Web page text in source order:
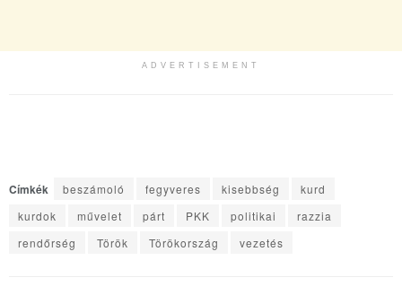
ADVERTISEMENT
Címkék beszámoló fegyveres kisebbség
kurd
kurdok
művelet párt PKK politikai
razzia
rendőrség
Török Törökország vezetés